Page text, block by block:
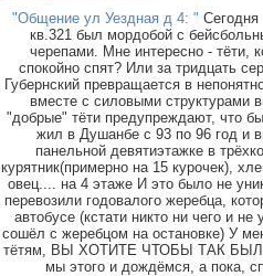
"Общение ул Уездная д 4: "
кв.321 был мордобой с
черепами. Мне интересно - тёти,
спокойно спят? Или за тридцать
Губернский превращается в
вместе с силовыми структурами
"добрые" тёти предупреждают, что
жил в Душанбе с 93 по 96 год и
панельной девятиэтажке в
курятник(примерно на 15 курочек),
овец.... на 4 этаже И это было не
перевозили годовалого жеребца,
автобусе (кстати никто ни чего и
сошёл с жеребцом на остановке) У
тётям, ВЫ ХОТИТЕ ЧТОБЫ ТАК
мы этого и дождёмся, а пока,